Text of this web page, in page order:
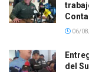
06/
del